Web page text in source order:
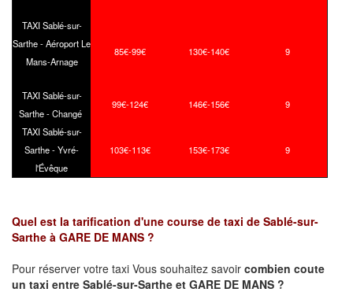
TAXI Sablé-sur-
Sarthe - Aéroport Le
Mans-Arnage
85€-99€ 130€-140€ 9
TAXI Sablé-sur-
Sarthe - Changé
99€-124€ 146€-156€ 9
TAXI Sablé-sur-
Sarthe - Yvré-
l'Évêque
103€-113€ 153€-173€ 9
Quel est la tarification d'une course de taxi de Sablé-sur-
Sarthe à GARE DE MANS ?
Pour réserver votre taxi Vous souhaitez savoir combien coute
un taxi entre Sablé-sur-Sarthe et GARE DE MANS ?